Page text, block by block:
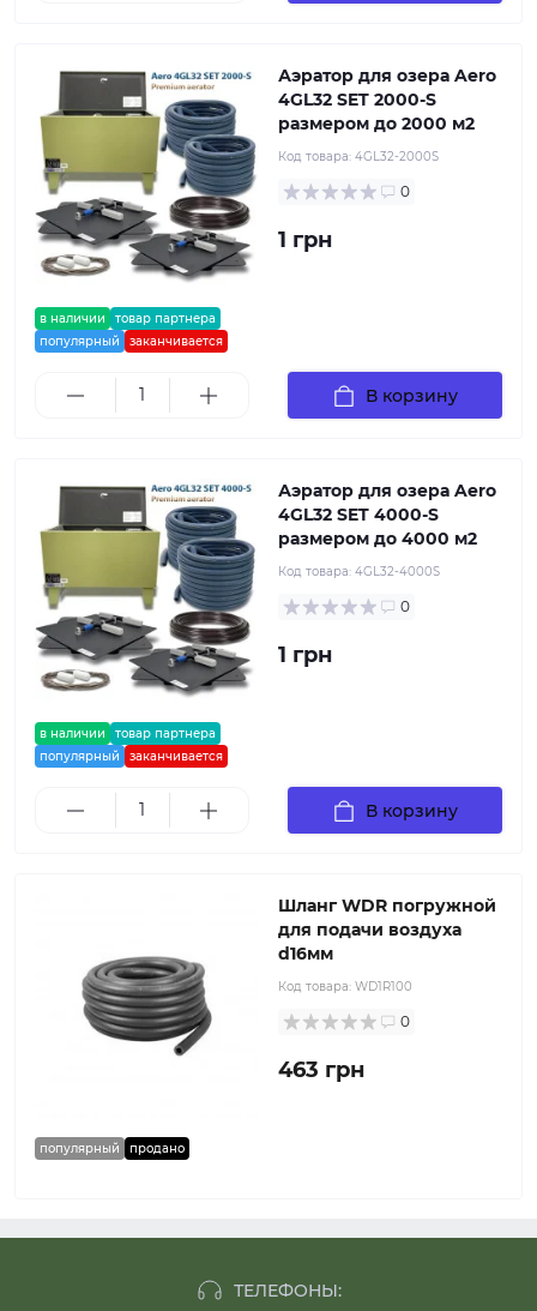
в наличии
товар партнера
популярный
заканчивается
Аэратор для озера Aero
4GL32 SET 2000-S
размером до 2000 м2
Код товара: 4GL32-2000S
0
1 грн
В корзину
в наличии
товар партнера
популярный
заканчивается
Аэратор для озера Aero
4GL32 SET 4000-S
размером до 4000 м2
Код товара: 4GL32-4000S
0
1 грн
В корзину
популярный продано
Шланг WDR погружной
для подачи воздуха
d16мм
Код товара: WD1R100
0
463 грн
ТЕЛЕФОНЫ: